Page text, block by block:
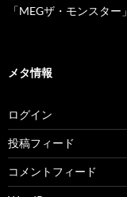
「MEGザ・モンスター」
メタ情報
ログイン
投稿フィード
コメントフィード